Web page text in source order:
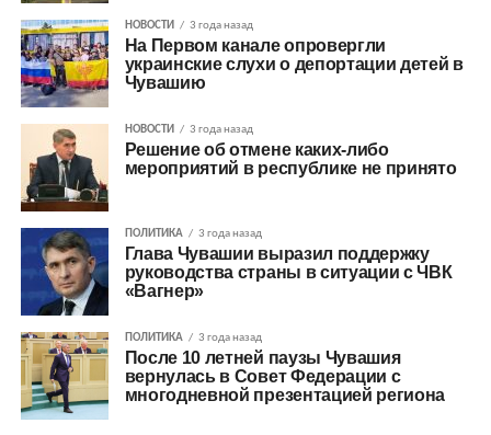
НОВОСТИ 3 года назад
На Первом канале опровергли
украинские слухи о депортации детей в
Чувашию
НОВОСТИ 3 года назад
Решение об отмене каких-либо
мероприятий в республике не принято
ПОЛИТИКА 3 года назад
Глава Чувашии выразил поддержку
руководства страны в ситуации с ЧВК
«Вагнер»
ПОЛИТИКА 3 года назад
После 10 летней паузы Чувашия
вернулась в Совет Федерации с
многодневной презентацией региона